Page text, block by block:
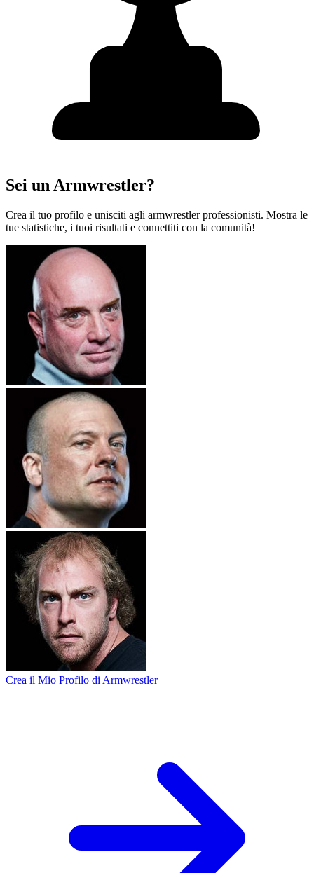
Sei un Armwrestler?
Crea il tuo profilo e unisciti agli armwrestler professionisti. Mostra le
tue statistiche, i tuoi risultati e connettiti con la comunità!
Crea il Mio Profilo di Armwrestler